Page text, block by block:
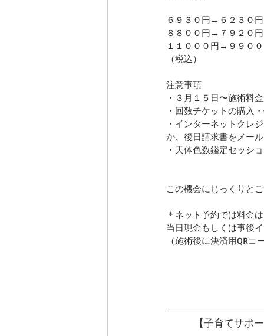
６９３０円→６２３０円
８８００円→７９２０円
１１０００円→９９０
（税込）
注意事項
・３月１５日〜施術料
・回数チケットの購入
・インターネットクレ
か、後日請求書をメー
・天体色数鑑定セッシ
この機会にじっくりと
＊ネット予約では料金
当日現金もしくは事後
（施術後に決済用QR
【子育てサポ